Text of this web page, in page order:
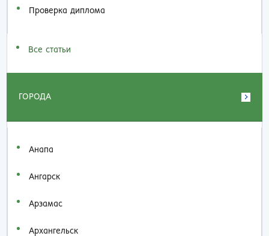
Проверка диплома
Все статьи
ГОРОДА
Анапа
Ангарск
Арзамас
Архангельск